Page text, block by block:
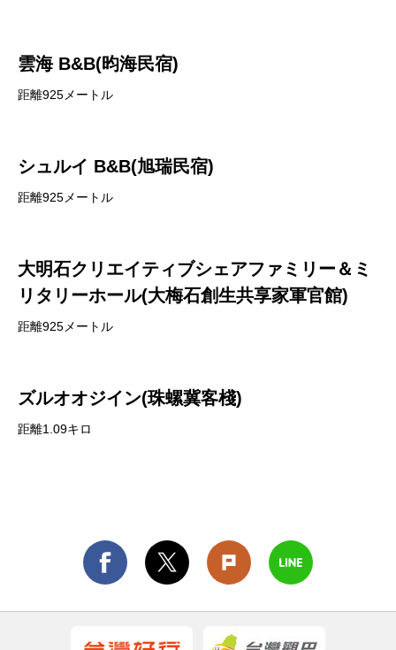
雲海 B&B(昀海民宿)
距離925メートル
シュルイ B&B(旭瑞民宿)
距離925メートル
大明石クリエイティブシェアファミリー＆ミ
リタリーホール(大梅石創生共享家軍官館)
距離925メートル
ズルオオジイン(珠螺冀客棧)
距離1.09キロ